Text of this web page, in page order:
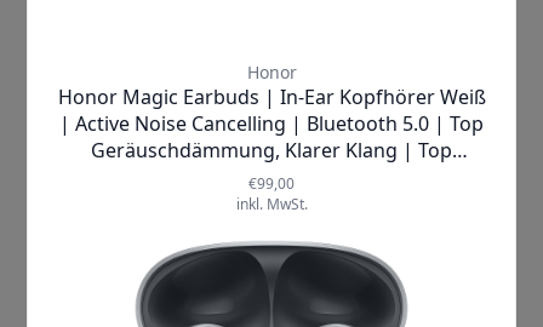
On Ear Kopfhörer
In Ear Ohrhörer, nur bedingt
Bluetooth Kopfhörer
Kopfhörer mit Kabel
Kinder-Kopfhörer und die
Klangqualität